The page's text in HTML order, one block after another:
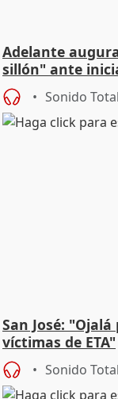
Adelante
sillón" ante
Sonido
San José:
víctimas de ETA"
Sonido